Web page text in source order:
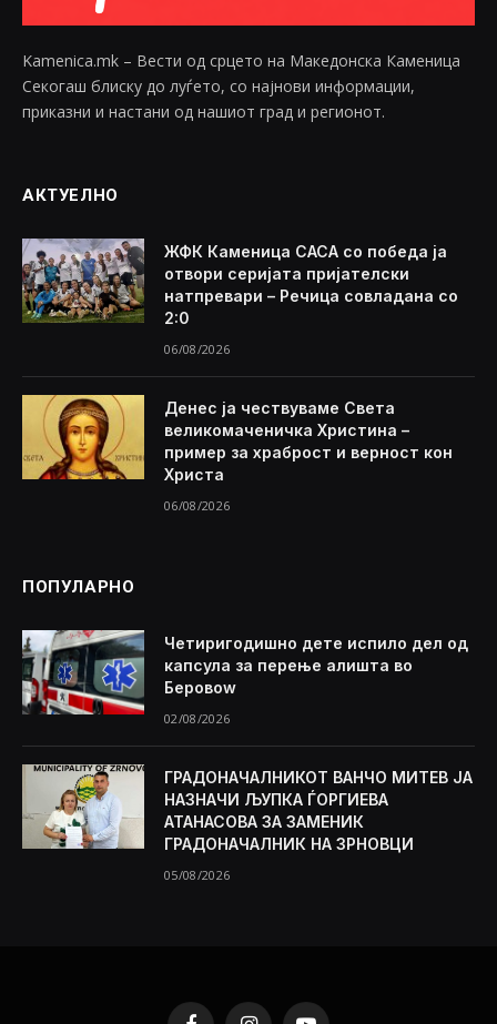
Kamenica.mk – Вести од срцето на Македонска Каменица
Секогаш блиску до луѓето, со најнови информации,
приказни и настани од нашиот град и регионот.
АКТУЕЛНО
ЖФК Каменица САСА со победа ја
отвори серијата пријателски
натпревари – Речица совладана со
2:0
06/08/2026
Денес ја чествуваме Света
великомаченичка Христина –
пример за храброст и верност кон
Христа
06/08/2026
ПОПУЛАРНО
Четиригодишно дете испило дел од
капсула за перење алишта во
Беровоw
02/08/2026
ГРАДОНАЧАЛНИКОТ ВАНЧО МИТЕВ ЈА
НАЗНАЧИ ЉУПКА ЃОРГИЕВА
АТАНАСОВА ЗА ЗАМЕНИК
ГРАДОНАЧАЛНИК НА ЗРНОВЦИ
05/08/2026